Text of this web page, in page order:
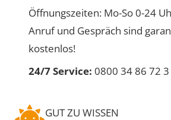
Öffnungszeiten: Mo-So 0-24
Anruf und Gespräch sind
kostenlos!
24/7 Service: 0800 34 86 72 3
GUT ZU WISSEN